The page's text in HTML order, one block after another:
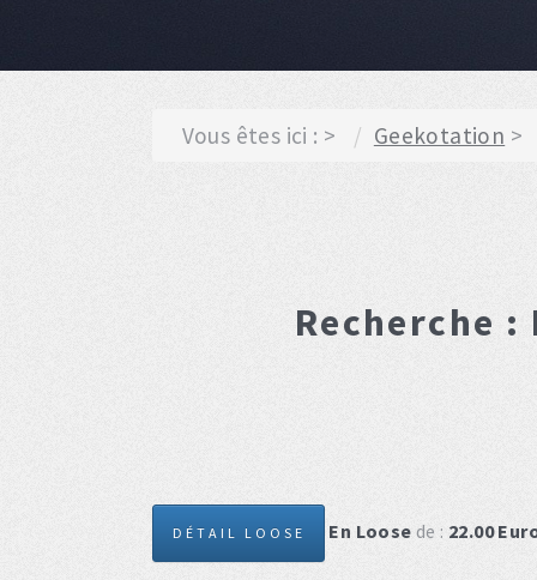
Vous êtes ici : Geekotation
Recherche :
DÉTAIL LOOSE En Loose de : 22.00